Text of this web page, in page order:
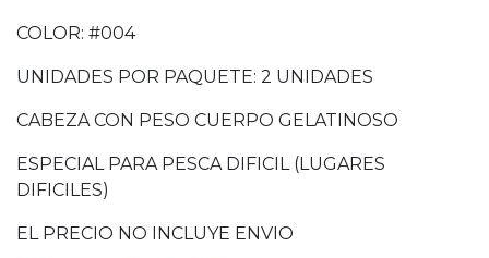
COLOR: #004
UNIDADES POR PAQUETE: 2 UNIDADES
CABEZA CON PESO CUERPO GELATINOSO
ESPECIAL PARA PESCA DIFICIL (LUGARES
DIFICILES)
EL PRECIO NO INCLUYE ENVIO